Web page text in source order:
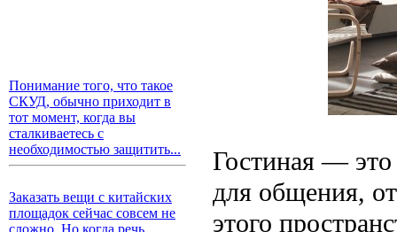
Понимание того, что такое
СКУД, обычно приходит в
тот момент, когда вы
сталкиваетесь с
необходимостью защитить...
Заказать вещи с китайских
площадок сейчас совсем не
сложно. Но когда речь
Гостиная — это
для общения,
этого